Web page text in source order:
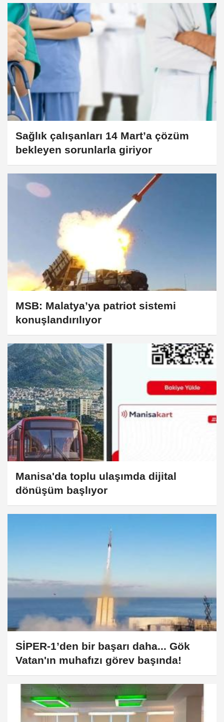
Sağlık çalışanları 14 Mart’a çözüm
bekleyen sorunlarla giriyor
MSB: Malatya’ya patriot sistemi
konuşlandırılıyor
Manisa'da toplu ulaşımda dijital
dönüşüm başlıyor
SİPER-1’den bir başarı daha... Gök
Vatan'ın muhafızı görev başında!